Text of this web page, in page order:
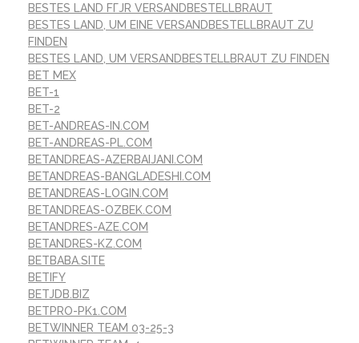
BESTES LAND FГЈR VERSANDBESTELLBRAUT
BESTES LAND, UM EINE VERSANDBESTELLBRAUT ZU
FINDEN
BESTES LAND, UM VERSANDBESTELLBRAUT ZU FINDEN
BET MEX
BET-1
BET-2
BET-ANDREAS-IN.COM
BET-ANDREAS-PL.COM
BETANDREAS-AZERBAIJANI.COM
BETANDREAS-BANGLADESHI.COM
BETANDREAS-LOGIN.COM
BETANDREAS-OZBEK.COM
BETANDRES-AZE.COM
BETANDRES-KZ.COM
BETBABA.SITE
BETIFY
BETJDB.BIZ
BETPRO-PK1.COM
BETWINNER TEAM 03-25-3